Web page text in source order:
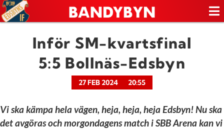
Inför SM-kvartsfinal
5:5 Bollnäs-Edsbyn
27 FEB 2024 20:55
Vi ska kämpa hela vägen, heja, heja, heja Edsbyn! Nu ska
det avgöras och morgondagens match i SBB Arena kan vi